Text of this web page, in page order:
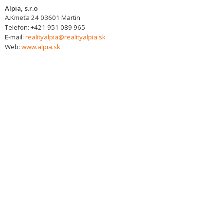
Alpia, s.r.o
A.Kmeťa 2403601 Martin
Telefon: +421 951 089 965
E-mail: realityalpia@realityalpia.sk
Web: www.alpia.sk